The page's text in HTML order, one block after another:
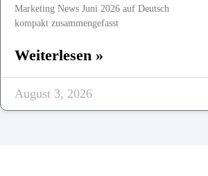
Marketing News Juni 2026 auf Deutsch
kompakt zusammengefasst
Weiterlesen »
August 3, 2026